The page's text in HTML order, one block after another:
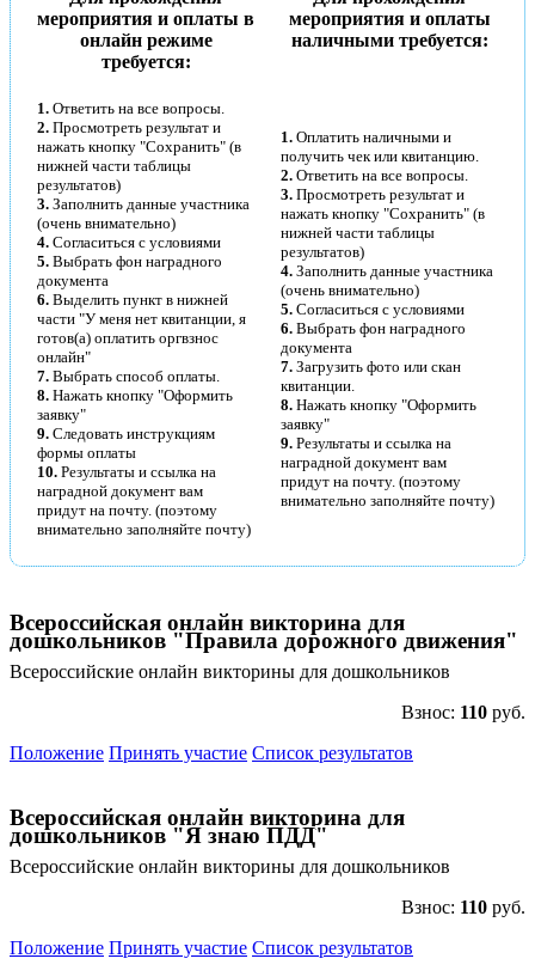
мероприятия и оплаты в
онлайн режиме
требуется:
мероприятия и оплаты
наличными требуется:
1. Ответить на все вопросы.
2. Просмотреть результат и
нажать кнопку "Сохранить" (в
нижней части таблицы
результатов)
3. Заполнить данные участника
(очень внимательно)
4. Согласиться с условиями
5. Выбрать фон наградного
документа
6. Выделить пункт в нижней
части "У меня нет квитанции, я
готов(а) оплатить оргвзнос
онлайн"
7. Выбрать способ оплаты.
8. Нажать кнопку "Оформить
заявку"
9. Следовать инструкциям
формы оплаты
10. Результаты и ссылка на
наградной документ вам
придут на почту. (поэтому
внимательно заполняйте почту)
1. Оплатить наличными и
получить чек или квитанцию.
2. Ответить на все вопросы.
3. Просмотреть результат и
нажать кнопку "Сохранить" (в
нижней части таблицы
результатов)
4. Заполнить данные участника
(очень внимательно)
5. Согласиться с условиями
6. Выбрать фон наградного
документа
7. Загрузить фото или скан
квитанции.
8. Нажать кнопку "Оформить
заявку"
9. Результаты и ссылка на
наградной документ вам
придут на почту. (поэтому
внимательно заполняйте почту)
Всероссийская онлайн викторина для
дошкольников "Правила дорожного движения"
Всероссийские онлайн викторины для дошкольников
Взнос: 110 руб.
Положение Принять участие Список результатов
Всероссийская онлайн викторина для
дошкольников "Я знаю ПДД"
Всероссийские онлайн викторины для дошкольников
Взнос: 110 руб.
Положение Принять участие Список результатов